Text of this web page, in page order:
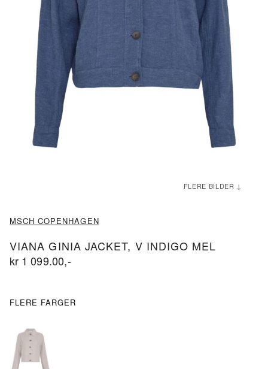
MSCH COPENHAGEN
VIANA GINIA JACKET, V INDIGO MEL
kr 1 099.00,-
FLERE FARGER